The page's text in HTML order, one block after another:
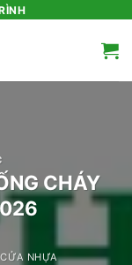
CHÁY
NHỰA